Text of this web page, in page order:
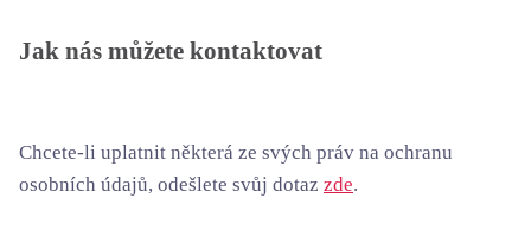
Jak nás můžete kontaktovat
Chcete-li uplatnit některá ze svých práv na ochranu
osobních údajů, odešlete svůj dotaz zde.